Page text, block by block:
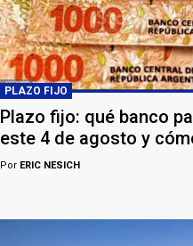
PLAZO FIJO
Plazo fijo: qué banco
este 4 de agosto y
Por ERIC NESICH